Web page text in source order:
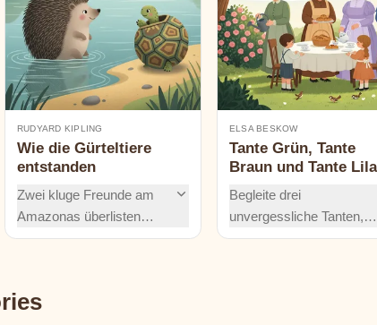
RUDYARD KIPLING
Wie die Gürteltiere
entstanden
Zwei kluge Freunde am
Amazonas überlisten
einen jungen Jaguar,
schwimmen und die
ELSA BESKOW
Tante Grün, Tante
Braun und Tante Lila
Begleite drei
unvergessliche Tanten,
Onkel Blau und zwei